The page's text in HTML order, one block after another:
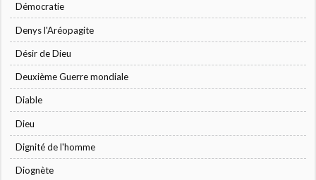
Démocratie
Denys l'Aréopagite
Désir de Dieu
Deuxième Guerre mondiale
Diable
Dieu
Dignité de l'homme
Diognète